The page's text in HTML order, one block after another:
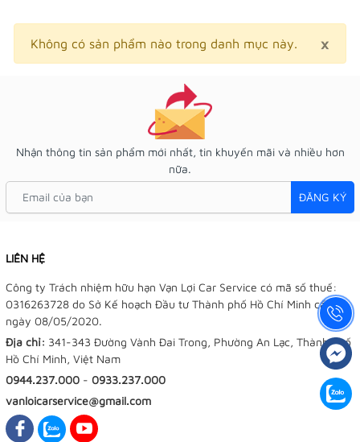
×
Không có sản phẩm nào trong danh mục này.
Nhận thông tin sản phẩm mới nhất, tin khuyến mãi và nhiều hơn
nữa.
ĐĂNG KÝ
LIÊN HỆ
Công ty Trách nhiệm hữu hạn Vạn Lợi Car Service có mã số thuế:
0316263728 do Sở Kế hoạch Đầu tư Thành phố Hồ Chí Minh cấp
ngày 08/05/2020.
Địa chỉ: 341-343 Đường Vành Đai Trong, Phường An Lạc, Thành phố
Hồ Chí Minh, Việt Nam
0944.237.000 - 0933.237.000
vanloicarservice@gmail.com